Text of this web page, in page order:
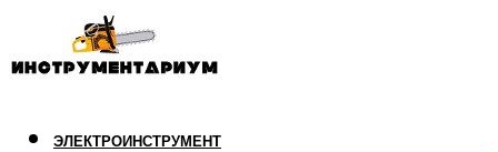
ЭЛЕКТРОИНСТРУМЕНТ